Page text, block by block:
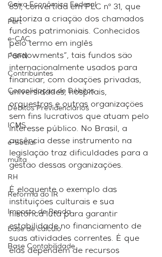
Caixa Econômica Federal
Pert
e-CAC
PGFN
Contribuintes
Consolidação de Débitos
Débitos Previdenciários
ICMS
e-Social
multa
RH
Reforma do IR
Imposto de Renda
base de cálculo
Base Contabilidade
851, convertida em PLC nº 31, que
autoriza a criação dos chamados
fundos patrimoniais. Conhecidos
pelo termo em inglês
“endowments”, tais fundos são
internacionalmente usados para
financiar, com doações privadas,
universidades, hospitais,
orquestras e outras organizações
sem fins lucrativos que atuam pelo
interesse público. No Brasil, a
ausência desse instrumento na
legislação traz dificuldades para a
gestão dessas organizações.
É eloquente o exemplo das
instituições culturais e sua
histórica luta para garantir
estabilidade no financiamento de
suas atividades correntes. É que
elas dependem de recursos